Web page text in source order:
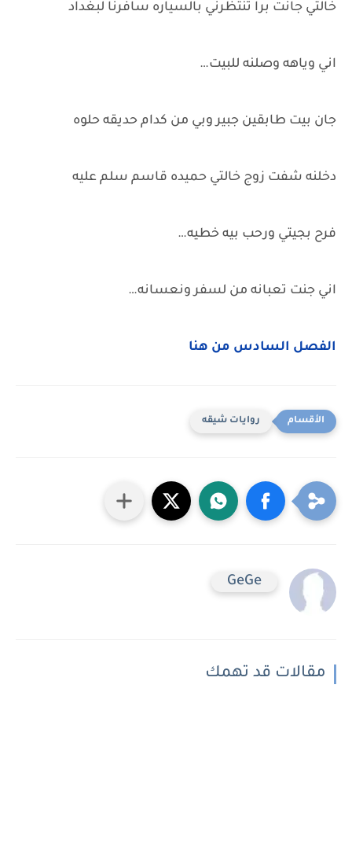
خالتي جانت برا تنتظرني بالسياره سافرنا لبغداد
اني وياهه وصلنه للبيت…
جان بيت طابقين جبير وبي من كدام حديقه حلوه
دخلنه شفت زوج خالتي حميده قاسم سلم عليه
فرح بجيتي ورحب بيه خطيه…
اني جنت تعبانه من لسفر ونعسانه…
الفصل السادس من هنا
روايات شيقه
GeGe
مقالات قد تهمك